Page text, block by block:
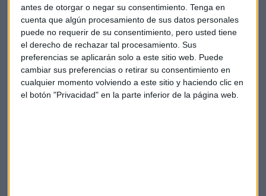
antes de otorgar o negar su consentimiento. Tenga en
cuenta que algún procesamiento de sus datos personales
puede no requerir de su consentimiento, pero usted tiene
el derecho de rechazar tal procesamiento. Sus
preferencias se aplicarán solo a este sitio web. Puede
cambiar sus preferencias o retirar su consentimiento en
cualquier momento volviendo a este sitio y haciendo clic en
el botón "Privacidad" en la parte inferior de la página web.
El oro brilla con fuerza
Uno de los activos que más destaca en el análisis es el oro,
que parece estar en un momento óptimo según su
estacionalidad.
La cartera de Galán muestra aproximadamente un 7% de